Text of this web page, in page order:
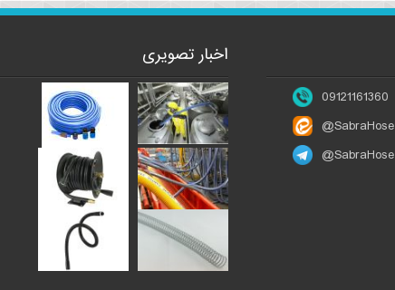
09121161360
@SabraHose
@SabraHose
اخبار تصویری